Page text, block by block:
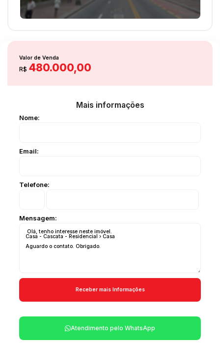
R$ 480.000,00
Valor de Venda
Mais informações
Nome:
Email:
Telefone:
Mensagem:
Atendimento pelo WhatsApp